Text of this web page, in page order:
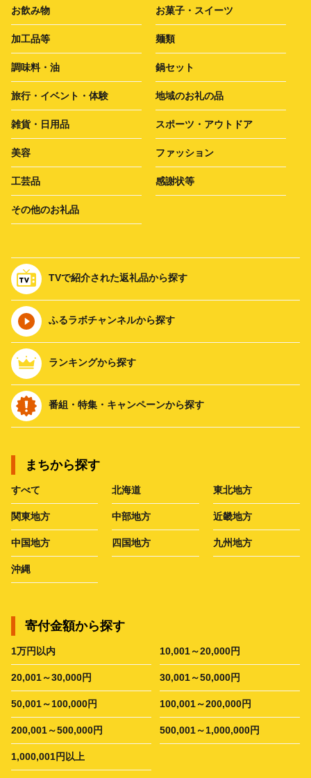
お飲み物 お菓子・スイーツ
加工品等 麺類
調味料・油 鍋セット
旅行・イベント・体験 地域のお礼の品
雑貨・日用品 スポーツ・アウトドア
美容 ファッション
工芸品 感謝状等
その他のお礼品
TVで紹介された返礼品から探す
ふるラボチャンネルから探す
ランキングから探す
番組・特集・キャンペーンから探す
まちから探す
すべて 北海道 東北地方
関東地方 中部地方 近畿地方
中国地方 四国地方 九州地方
沖縄
寄付金額から探す
1万円以内 10,001～20,000円
20,001～30,000円 30,001～50,000円
50,001～100,000円 100,001～200,000円
200,001～500,000円 500,001～1,000,000円
1,000,001円以上